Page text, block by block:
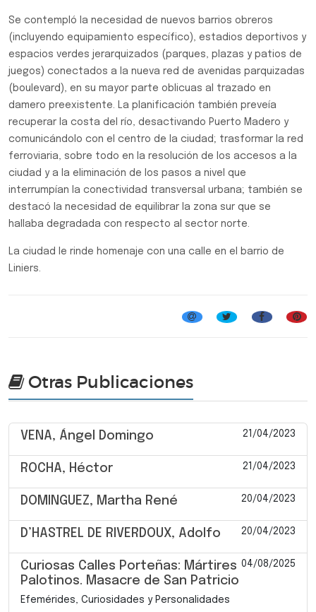
Se contempló la necesidad de nuevos barrios obreros
(incluyendo equipamiento específico), estadios deportivos y
espacios verdes jerarquizados (parques, plazas y patios de
juegos) conectados a la nueva red de avenidas parquizadas
(boulevard), en su mayor parte oblicuas al trazado en
damero preexistente. La planificación también preveía
recuperar la costa del río, desactivando Puerto Madero y
comunicándolo con el centro de la ciudad; trasformar la red
ferroviaria, sobre todo en la resolución de los accesos a la
ciudad y a la eliminación de los pasos a nivel que
interrumpían la conectividad transversal urbana; también se
destacó la necesidad de equilibrar la zona sur que se
hallaba degradada con respecto al sector norte.
La ciudad le rinde homenaje con una calle en el barrio de
Liniers.
Otras Publicaciones
VENA, Ángel Domingo 21/04/2023
ROCHA, Héctor 21/04/2023
DOMINGUEZ, Martha René 20/04/2023
D’HASTREL DE RIVERDOUX, Adolfo 20/04/2023
Curiosas Calles Porteñas: Mártires
Palotinos. Masacre de San Patricio
04/08/2025
Efemérides, Curiosidades y Personalidades